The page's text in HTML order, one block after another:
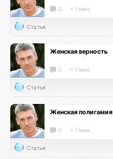
0 < 1 мин.
Статья
Женская верность
0 < 1 мин.
Статья
Женская полигамия
0 < 1 мин.
Статья